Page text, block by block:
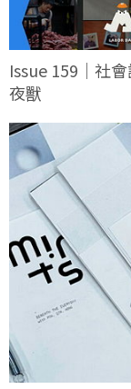
Issue 159｜社
夜獸